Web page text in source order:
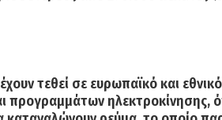
τεθεί σε ευρωπαϊκό και
προγραμμάτων ηλεκτροκίνησης,